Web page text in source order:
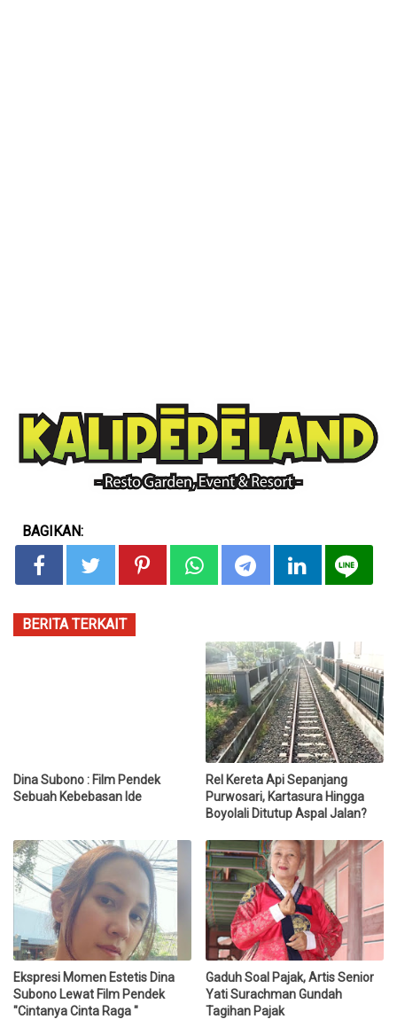
BAGIKAN:
BERITA TERKAIT
Dina Subono : Film Pendek
Sebuah Kebebasan Ide
Rel Kereta Api Sepanjang
Purwosari, Kartasura Hingga
Boyolali Ditutup Aspal Jalan?
Ekspresi Momen Estetis Dina
Subono Lewat Film Pendek
"Cintanya Cinta Raga "
Gaduh Soal Pajak, Artis Senior
Yati Surachman Gundah
Tagihan Pajak